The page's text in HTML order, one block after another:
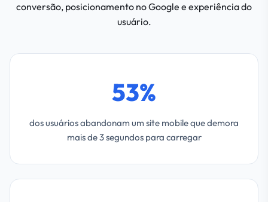
conversão, posicionamento no Google e experiência do
usuário.
53%
dos usuários abandonam um site mobile que demora
mais de 3 segundos para carregar